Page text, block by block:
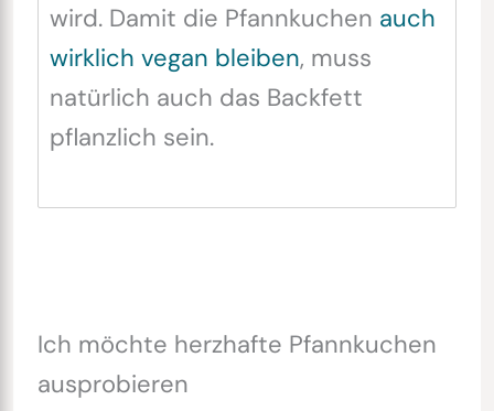
wird. Damit die Pfannkuchen auch
wirklich vegan bleiben, muss
natürlich auch das Backfett
pflanzlich sein.
Ich möchte herzhafte Pfannkuchen
ausprobieren